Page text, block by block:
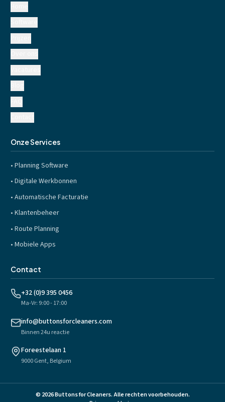
Onze Services
• Planning Software
• Digitale Werkbonnen
• Automatische Facturatie
• Klantenbeheer
• Route Planning
• Mobiele Apps
Contact
+32 (0)9 395 0456
Ma-Vr: 9:00 - 17:00
info@buttonsforcleaners.com
Binnen 24u reactie
Foreestelaan 1
9000 Gent, Belgium
© 2026Buttons for Cleaners.Alle rechten voorbehouden.